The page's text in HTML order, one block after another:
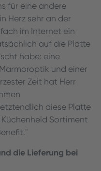
für eine andere
Herz sehr an der
im Internet ein
auf die Platte
habe: eine
und einer
Zeit hat Herr
diese Platte
Sortiment
die Lieferung bei